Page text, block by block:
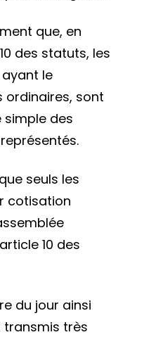
que, en
des statuts, les
le
ordinaires, sont
des
seuls les
cotisation
10 des
du jour ainsi
transmis très